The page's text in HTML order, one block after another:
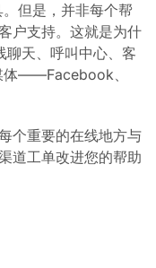
但是，并非每个帮
户支持。这就是为什
天、呼叫中心、客
体——Facebook、
个重要的在线地方与
道工单改进您的帮助